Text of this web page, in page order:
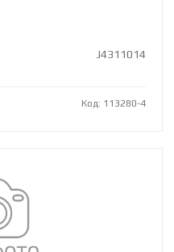
J4311014
Код: 113280-4